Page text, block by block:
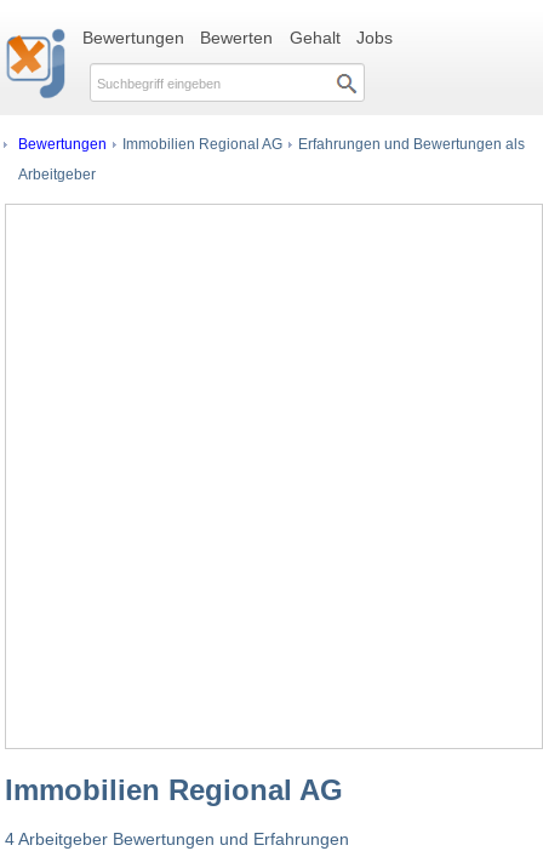
Bewertungen Bewerten Gehalt Jobs
Bewertungen Immobilien Regional AG Erfahrungen und Bewertungen als
Arbeitgeber
Immobilien Regional AG
4 Arbeitgeber Bewertungen und Erfahrungen